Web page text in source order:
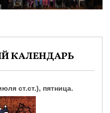
КАЛЕНДАРЬ
ст.ст.), пятница.